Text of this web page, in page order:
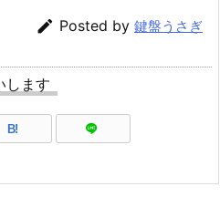
 Posted by 鍵盤うさぎ
します
B!